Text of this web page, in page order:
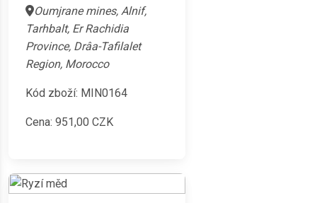
Oumjrane mines, Alnif,
Tarhbalt, Er Rachidia
Province, Drâa-Tafilalet
Region, Morocco
Kód zboží: MIN0164
Cena: 951,00 CZK